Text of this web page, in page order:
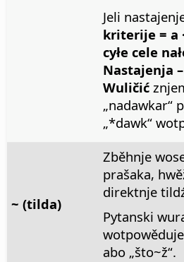
Jeli
kriterije = a
cyłe cele
Nastajenja
Wuličić
„nadawkar“
„*dawk“
~ (tilda)
Zběhnje
prašaka,
direktnje
Pytanski
abo „što~ž“.